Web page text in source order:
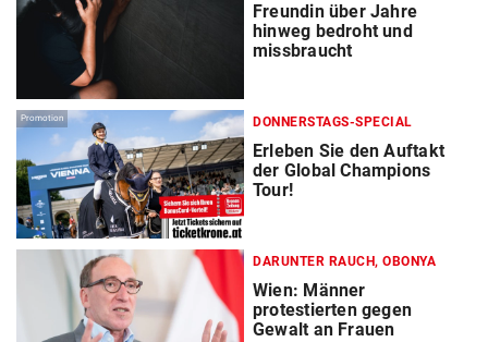
Freundin über Jahre
hinweg bedroht und
missbraucht
Promotion DONNERSTAGS-SPECIAL
Erleben Sie den Auftakt
der Global Champions
Tour!
DARUNTER RAUCH, OBONYA
Wien: Männer
protestierten gegen
Gewalt an Frauen